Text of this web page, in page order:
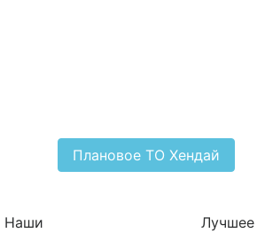
Плановое ТО Хендай
Наши
Лучшее